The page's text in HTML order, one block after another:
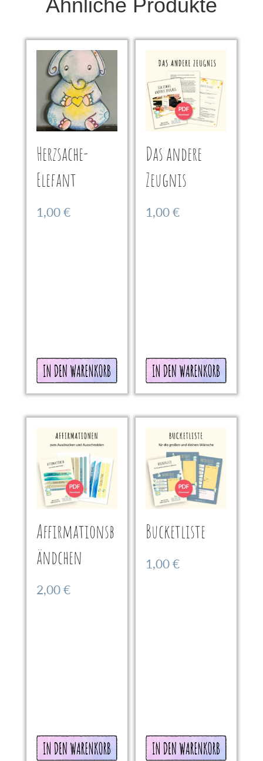
Ähnliche Produkte
Herzsache-
Elefant
1,00 €
In den
Warenkorb
Das andere
Zeugnis
1,00€
In den
Warenkorb
Affirmationsb
ändchen
2,00 €
In den
Bucketliste
1,00€
In den